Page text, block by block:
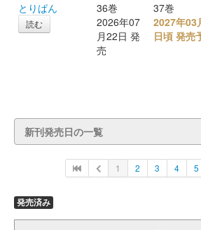
とりぱん
読む
36巻
2026年07
月22日 発
売
37巻
2027年03
日頃 発売
新刊発売日の一覧
1 2 3 4 5
発売済み